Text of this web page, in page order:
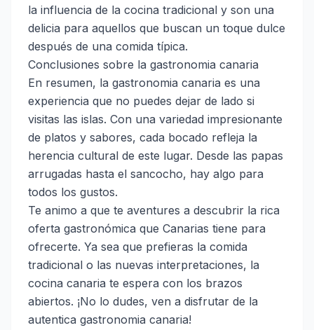
la influencia de la cocina tradicional y son una
delicia para aquellos que buscan un toque dulce
después de una comida típica.
Conclusiones sobre la gastronomia canaria
En resumen, la gastronomia canaria es una
experiencia que no puedes dejar de lado si
visitas las islas. Con una variedad impresionante
de platos y sabores, cada bocado refleja la
herencia cultural de este lugar. Desde las papas
arrugadas hasta el sancocho, hay algo para
todos los gustos.
Te animo a que te aventures a descubrir la rica
oferta gastronómica que Canarias tiene para
ofrecerte. Ya sea que prefieras la comida
tradicional o las nuevas interpretaciones, la
cocina canaria te espera con los brazos
abiertos. ¡No lo dudes, ven a disfrutar de la
autentica gastronomia canaria!